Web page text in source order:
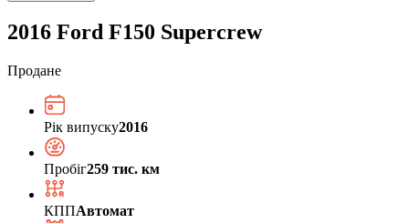
2016 Ford F150 Supercrew
Продане
Рік випуску2016
Пробіг259 тис. км
КППАвтомат